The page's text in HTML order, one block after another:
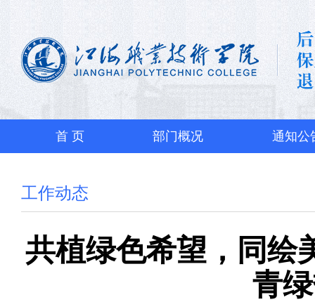
首 页 部门概况 通知公
工作动态
共植绿色希望，同
青